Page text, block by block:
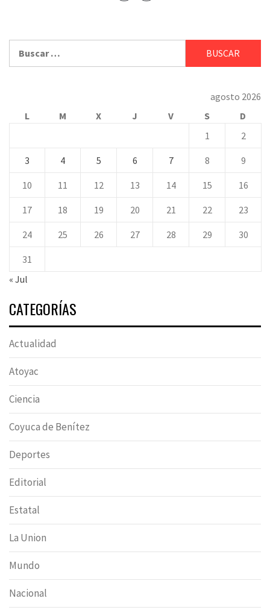
agosto 2026
L
M X J V S
D
1
2
3 4 5 6 7 8 9
10 11 12 13 14 15 16
17 18 19 20 21 22 23
24 25 26 27 28 29 30
31
« Jul
CATEGORÍAS
Actualidad
Atoyac
Ciencia
Coyuca de Benítez
Deportes
Editorial
Estatal
La Union
Mundo
Nacional